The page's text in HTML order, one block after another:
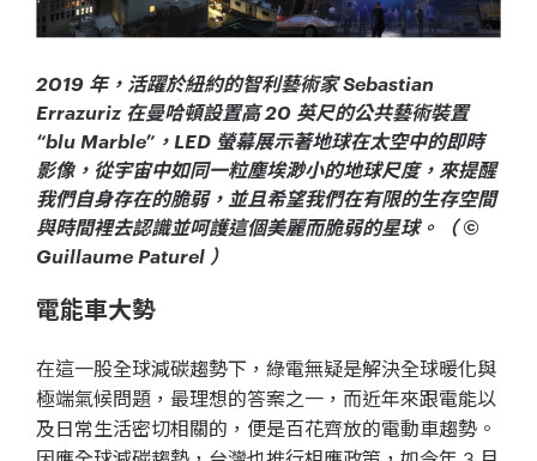
2019 年，活躍於紐約的智利藝術家 Sebastian
Errazuriz 在曼哈頓設置高 20 英尺的公共藝術裝置
“blu Marble”，LED 螢幕展示著地球在太空中的即時
影像，從宇宙中如同一粒塵埃渺小的地球尺度，來提醒
我們自身存在的脆弱，並且希望我們在有限的生存空間
與時間裡去認識並呵護這個美麗而脆弱的星球。（ ©
Guillaume Paturel ）
電能車大勢
在這一股全球減碳趨勢下，綠電無疑是解決全球暖化與
極端氣候問題，最理想的答案之一，而近年來跟電能以
及日常生活密切相關的，便是百花齊放的電動車趨勢。